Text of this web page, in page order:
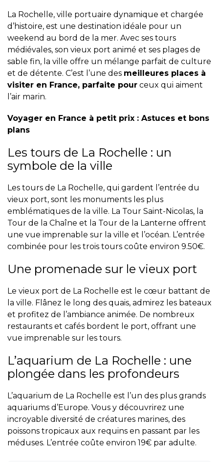
La Rochelle, ville portuaire dynamique et chargée
d’histoire, est une destination idéale pour un
weekend au bord de la mer. Avec ses tours
médiévales, son vieux port animé et ses plages de
sable fin, la ville offre un mélange parfait de culture
et de détente. C’est l’une des meilleures places à
visiter en France, parfaite pour ceux qui aiment
l’air marin.
Voyager en France à petit prix : Astuces et bons
plans
Les tours de La Rochelle : un
symbole de la ville
Les tours de La Rochelle, qui gardent l’entrée du
vieux port, sont les monuments les plus
emblématiques de la ville. La Tour Saint-Nicolas, la
Tour de la Chaîne et la Tour de la Lanterne offrent
une vue imprenable sur la ville et l’océan. L’entrée
combinée pour les trois tours coûte environ 9.50€.
Une promenade sur le vieux port
Le vieux port de La Rochelle est le cœur battant de
la ville. Flânez le long des quais, admirez les bateaux
et profitez de l’ambiance animée. De nombreux
restaurants et cafés bordent le port, offrant une
vue imprenable sur les tours.
L’aquarium de La Rochelle : une
plongée dans les profondeurs
L’aquarium de La Rochelle est l’un des plus grands
aquariums d’Europe. Vous y découvrirez une
incroyable diversité de créatures marines, des
poissons tropicaux aux requins en passant par les
méduses. L’entrée coûte environ 19€ par adulte.